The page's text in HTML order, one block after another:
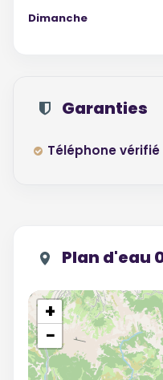
Dimanche
Garanties
Téléphone vérifié
Plan d'eau
+
−